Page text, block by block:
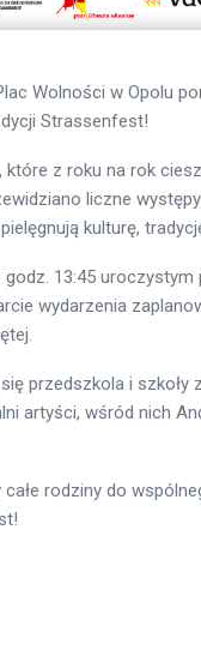
Wolności w Opolu
Strassenfest!
które z roku na rok
liczne
kulturę,
13:45 uroczystym
wydarzenia
przedszkola i szkoły
artyści, wśród nich
rodziny do